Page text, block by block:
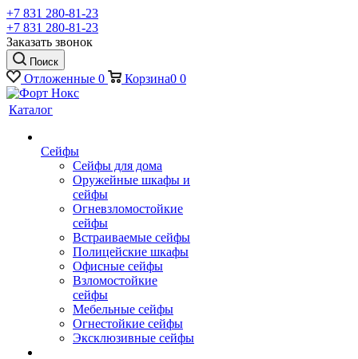
+7 831 280-81-23
+7 831 280-81-23
Заказать звонок
Поиск
Отложенные 0 Корзина0 0
Каталог
Сейфы
Сейфы для дома
Оружейные шкафы и
сейфы
Огневзломостойкие
сейфы
Встраиваемые сейфы
Полицейские шкафы
Офисные сейфы
Взломостойкие
сейфы
Мебельные сейфы
Огнестойкие сейфы
Эксклюзивные сейфы